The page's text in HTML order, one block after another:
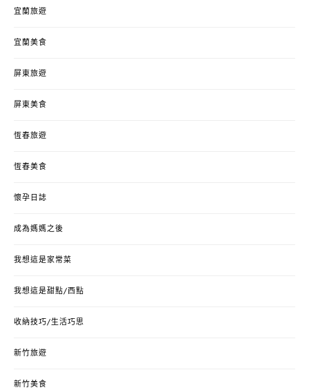
宜蘭旅遊
宜蘭美食
屏東旅遊
屏東美食
恆春旅遊
恆春美食
懷孕日誌
成為媽媽之後
我想這是家常菜
我想這是甜點/西點
收納技巧/生活巧思
新竹旅遊
新竹美食